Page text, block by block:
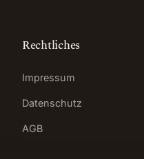
Rechtliches
Impressum
Datenschutz
AGB